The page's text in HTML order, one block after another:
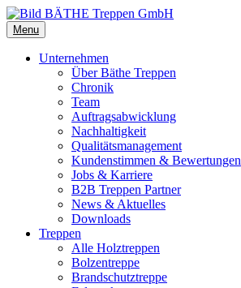
Menu
Unternehmen
Über Bäthe Treppen
Chronik
Team
Auftragsabwicklung
Nachhaltigkeit
Qualitätsmanagement
Kundenstimmen & Bewertungen
Jobs & Karriere
B2B Treppen Partner
News & Aktuelles
Downloads
Treppen
Alle Holztreppen
Bolzentreppe
Brandschutztreppe